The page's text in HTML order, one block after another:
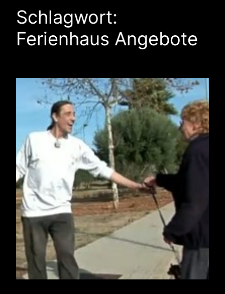
Schlagwort:
Ferienhaus Angebote